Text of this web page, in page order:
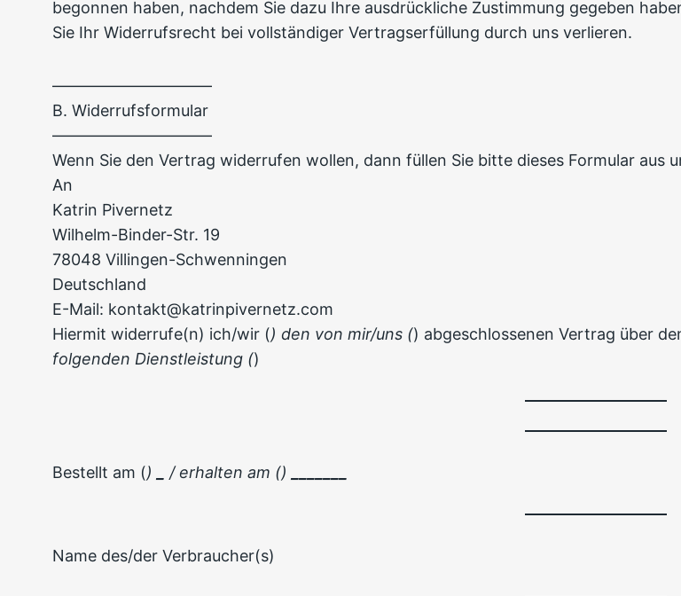
begonnen haben, nachdem Sie dazu Ihre ausdrückliche Zustimmung gegeben
Sie Ihr Widerrufsrecht bei vollständiger Vertragserfüllung durch uns verlieren.
––––––––––––––––––––
B. Widerrufsformular
––––––––––––––––––––
Wenn Sie den Vertrag widerrufen wollen, dann füllen Sie bitte dieses Formular aus
An
Katrin Pivernetz
Wilhelm-Binder-Str. 19
78048 Villingen-Schwenningen
Deutschland
E-Mail: kontakt@katrinpivernetz.com
Hiermit widerrufe(n) ich/wir () den von mir/uns () abgeschlossenen Vertrag über
folgenden Dienstleistung ()
Bestellt am () / erhalten am ()
Name des/der Verbraucher(s)